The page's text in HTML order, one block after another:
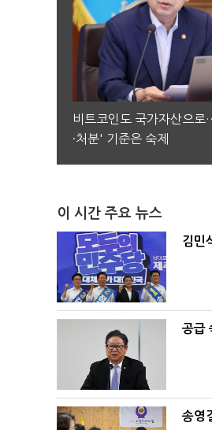
비트코인도 국가자산으로
·처분' 기준은 숙제
이 시간 주요 뉴스
김민
공급
송영